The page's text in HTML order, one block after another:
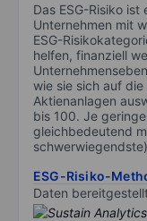
Das ESG-Risiko
Unternehmen mit
ESG-
helfen, finanziell
wie sie sich auf
Aktienanlagen
bis 100. Je
gleichbedeutend
ESG-Risiko-
Daten